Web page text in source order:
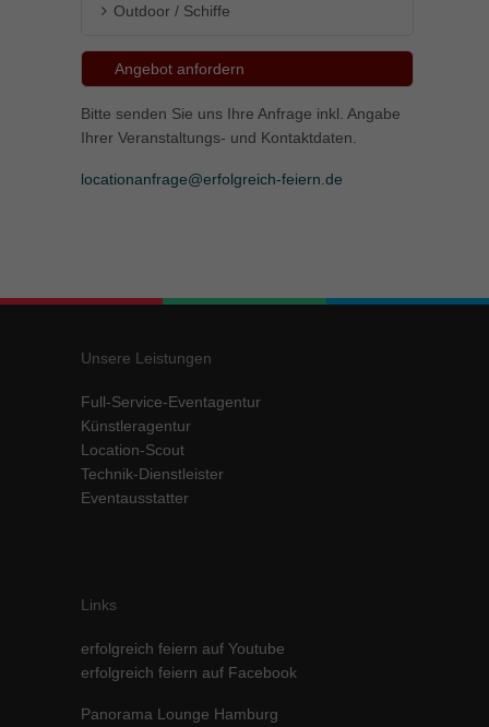
Outdoor / Schiffe
Angebot anfordern
Bitte senden Sie uns Ihre Anfrage inkl. Angabe
Ihrer Veranstaltungs- und Kontaktdaten.
locationanfrage@erfolgreich-feiern.de
Unsere Leistungen
Full-Service-Eventagentur
Künstleragentur
Location-Scout
Technik-Dienstleister
Eventausstatter
Links
erfolgreich feiern auf Youtube
erfolgreich feiern auf Facebook
Panorama Lounge Hamburg